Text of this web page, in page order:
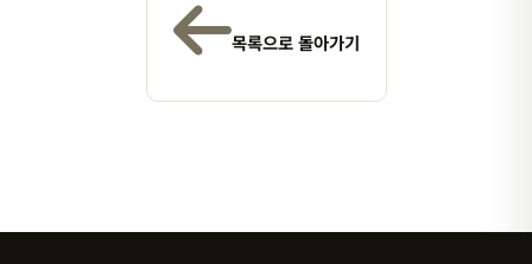
목록으로 돌아가기